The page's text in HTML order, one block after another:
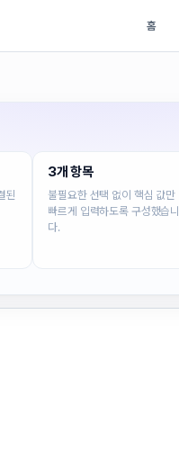
홈
된
3개 항목
불필요한 선택 없이 핵심 값만
빠르게 입력하도록 구성했습니
다.